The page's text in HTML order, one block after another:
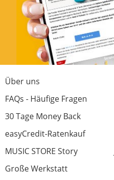
Über uns
FAQs - Häufige Fragen
30 Tage Money Back
easyCredit-Ratenkauf
MUSIC STORE Story
Große Werkstatt